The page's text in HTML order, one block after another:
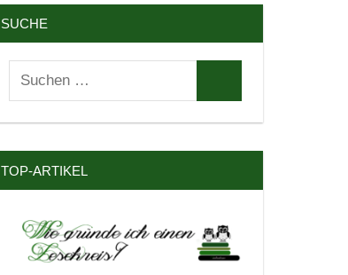
SUCHE
Suchen
nach:
TOP-ARTIKEL